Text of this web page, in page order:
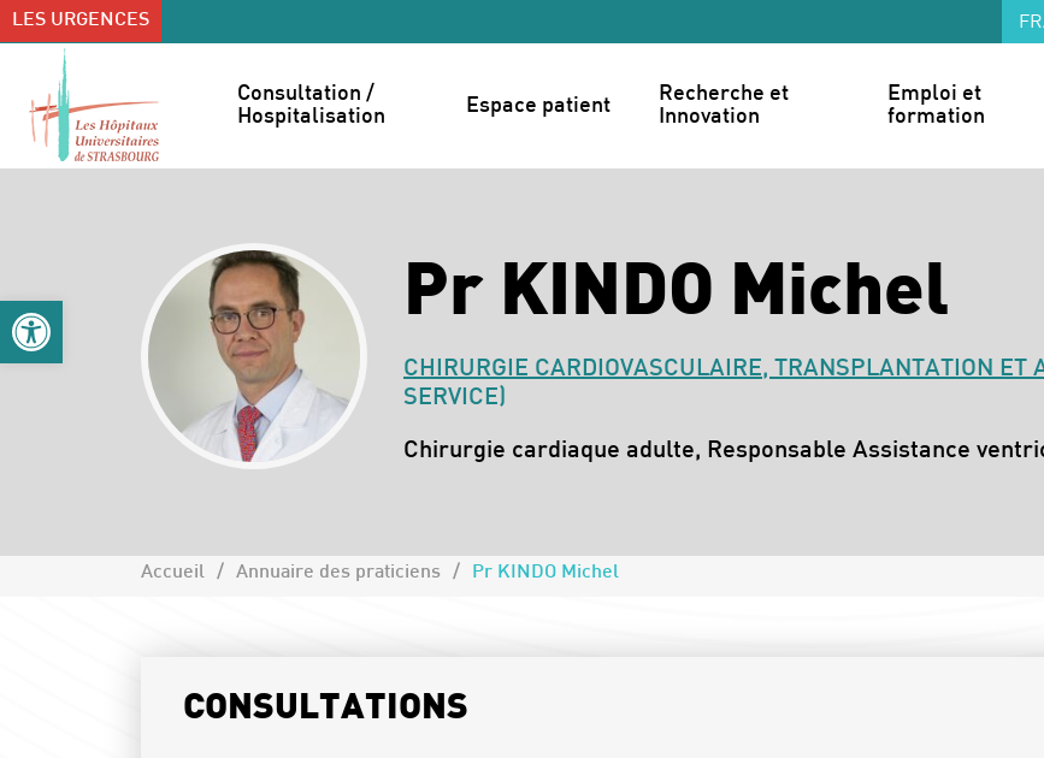
Ouvrir la barre d’outils
Accéder au contenu
Accéder au menu
LES URGENCES
Consultation /
Hospitalisation
Espace patient
Recherche et
Innovation
Emploi et
formation
Pr KINDO Michel
CHIRURGIE CARDIOVASCULAIRE, TRANSPLANTATION ET
SERVICE)
Spécialités :
Chirurgie cardiaque adulte, Responsable Assistance
Accueil Annuaire des praticiens Pr KINDO Michel
CONSULTATIONS